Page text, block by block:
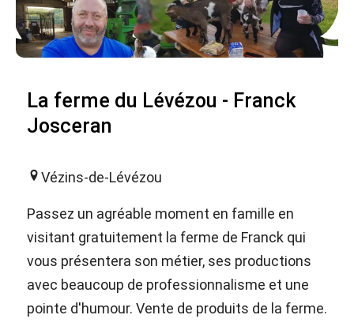
La ferme du Lévézou - Franck
Josceran
Vézins-de-Lévézou
Passez un agréable moment en famille en
visitant gratuitement la ferme de Franck qui
vous présentera son métier, ses productions
avec beaucoup de professionnalisme et une
pointe d'humour. Vente de produits de la ferme.